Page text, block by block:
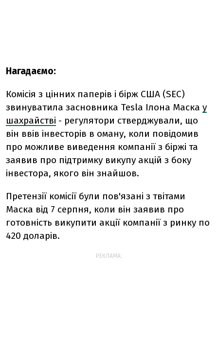
Нагадаємо:
Комісія з цінних паперів і бірж США (SEC)
звинуватила засновника Tesla Ілона Маска у
шахрайстві - регулятори стверджували, що
він ввів інвесторів в оману, коли повідомив
про можливе виведення компанії з біржі та
заявив про підтримку викупу акцій з боку
інвестора, якого він знайшов.
Претензії комісії були пов'язані з твітами
Маска від 7 серпня, коли він заявив про
готовність викупити акції компанії з ринку по
420 доларів.
РЕКЛАМА: